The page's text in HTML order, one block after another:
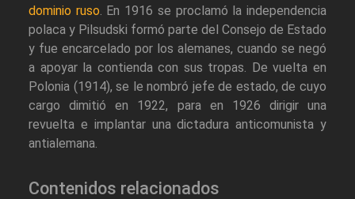
dominio ruso . En 1916 se proclamó la independencia
polaca y Pilsudski formó parte del Consejo de Estado
y fue encarcelado por los alemanes, cuando se negó
a apoyar la contienda con sus tropas. De vuelta en
Polonia (1914), se le nombró jefe de estado, de cuyo
cargo dimitió en 1922, para en 1926 dirigir una
revuelta e implantar una dictadura anticomunista y
antialemana.
Contenidos relacionados